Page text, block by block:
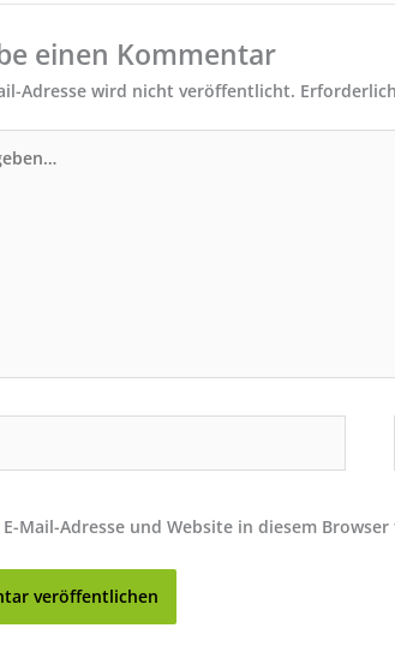
einen Kommentar
Adresse wird nicht veröffentlicht.
E-Mail-Adresse und Website in diesem